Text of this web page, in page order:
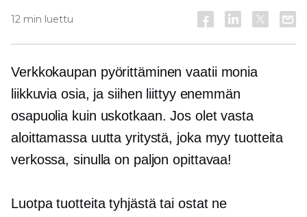
12 min luettu
Verkkokaupan pyörittäminen vaatii monia
liikkuvia osia, ja siihen liittyy enemmän
osapuolia kuin uskotkaan. Jos olet vasta
aloittamassa uutta yritystä, joka myy tuotteita
verkossa, sinulla on paljon opittavaa!
Luotpa tuotteita tyhjästä tai ostat ne